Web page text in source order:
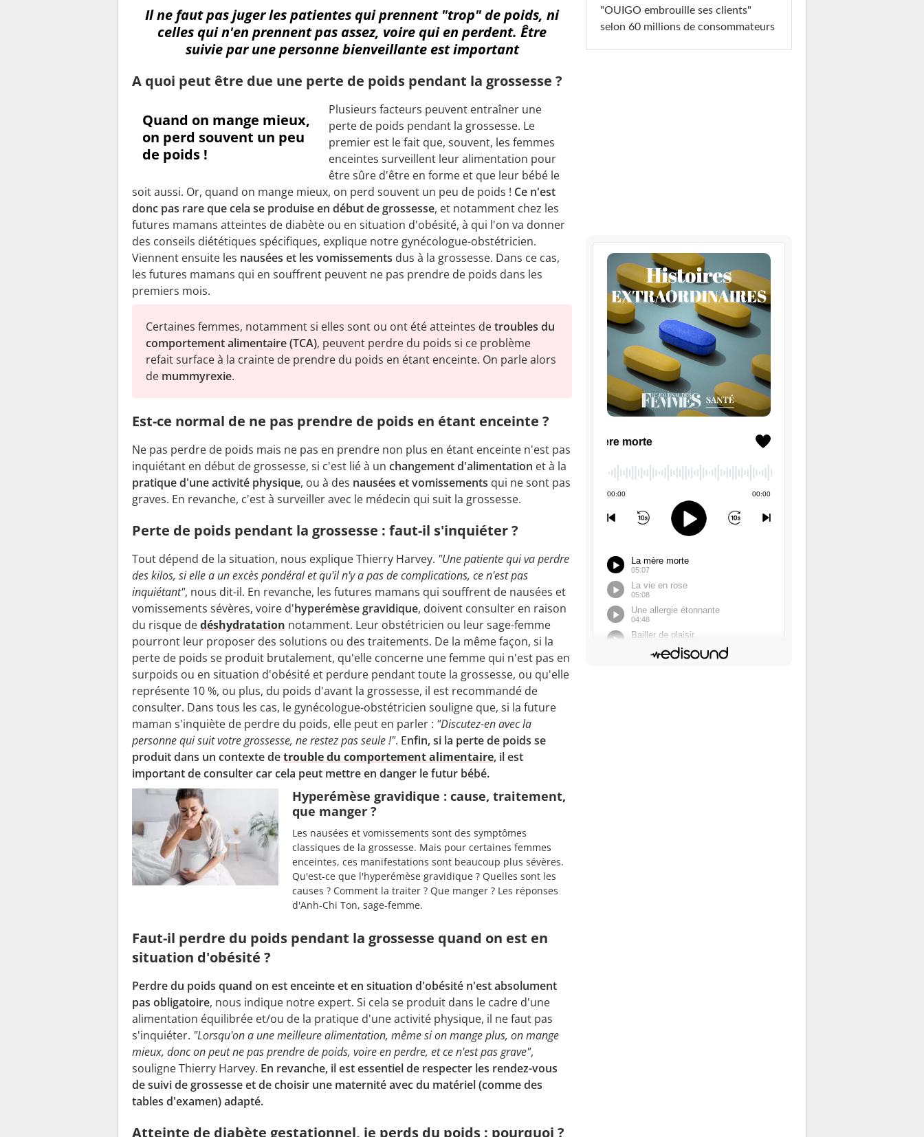
Il ne faut pas juger les patientes qui prennent "trop" de poids, ni
celles qui n'en prennent pas assez, voire qui en perdent. Être
suivie par une personne bienveillante est important
A quoi peut être due une perte de poids pendant la grossesse ?
Quand on mange mieux,
on perd souvent un peu
de poids !
Plusieurs facteurs peuvent entraîner une
perte de poids pendant la grossesse. Le
premier est le fait que, souvent, les femmes
enceintes surveillent leur alimentation pour
être sûre d'être en forme et que leur bébé le
soit aussi. Or, quand on mange mieux, on perd souvent un peu de poids ! Ce n'est
donc pas rare que cela se produise en début de grossesse, et notamment chez les
futures mamans atteintes de diabète ou en situation d'obésité, à qui l'on va donner
des conseils diététiques spécifiques, explique notre gynécologue-obstétricien.
Viennent ensuite les nausées et les vomissements dus à la grossesse. Dans ce cas,
les futures mamans qui en souffrent peuvent ne pas prendre de poids dans les
premiers mois.
Certaines femmes, notamment si elles sont ou ont été atteintes detroubles du
comportement alimentaire (TCA), peuvent perdre du poids si ce problème
refait surface à la crainte de prendre du poids en étant enceinte. On parle alors
de mummyrexie.
Est-ce normal de ne pas prendre de poids en étant enceinte ?
Ne pas perdre de poids mais ne pas en prendre non plus en étant enceinte n'est pas
inquiétant en début de grossesse, si c'est lié à un changement d'alimentation et à la
pratique d'une activité physique, ou à des nausées et vomissements qui ne sont pas
graves. En revanche, c'est à surveiller avec le médecin qui suit la grossesse.
Perte de poids pendant la grossesse : faut-il s'inquiéter ?
Tout dépend de la situation, nous explique Thierry Harvey. "Une patiente qui va perdre
des kilos, si elle a un excès pondéral et qu'il n'y a pas de complications, ce n'est pas
inquiétant", nous dit-il. En revanche, les futures mamans qui souffrent de nausées et
vomissements sévères, voire d'hyperémèse gravidique, doivent consulter en raison
du risque dedéshydratation notamment. Leur obstétricien ou leur sage-femme
pourront leur proposer des solutions ou des traitements. De la même façon, si la
perte de poids se produit brutalement, qu'elle concerne une femme qui n'est pas en
surpoids ou en situation d'obésité et perdure pendant toute la grossesse, ou qu'elle
représente 10 %, ou plus, du poids d'avant la grossesse, il est recommandé de
consulter. Dans tous les cas, le gynécologue-obstétricien souligne que, si la future
maman s'inquiète de perdre du poids, elle peut en parler : "Discutez-en avec la
personne qui suit votre grossesse, ne restez pas seule !". Enfin, si la perte de poids se
produit dans un contexte detrouble du comportement alimentaire, il est
important de consulter car cela peut mettre en danger le futur bébé.
Hyperémèse gravidique : cause, traitement,
que manger ?
Les nausées et vomissements sont des symptômes
classiques de la grossesse. Mais pour certaines femmes
enceintes, ces manifestations sont beaucoup plus sévères.
Qu'est-ce que l'hyperémèse gravidique ? Quelles sont les
causes ? Comment la traiter ? Que manger ? Les réponses
d'Anh-Chi Ton, sage-femme.
Faut-il perdre du poids pendant la grossesse quand on est en
situation d'obésité ?
Perdre du poids quand on est enceinte et en situation d'obésité n'est absolument
pas obligatoire, nous indique notre expert. Si cela se produit dans le cadre d'une
alimentation équilibrée et/ou de la pratique d'une activité physique, il ne faut pas
s'inquiéter. "Lorsqu'on a une meilleure alimentation, même si on mange plus, on mange
mieux, donc on peut ne pas prendre de poids, voire en perdre, et ce n'est pas grave",
souligne Thierry Harvey. En revanche, il est essentiel de respecter les rendez-vous
de suivi de grossesse et de choisir une maternité avec du matériel (comme des
tables d'examen) adapté.
Atteinte de diabète gestationnel, je perds du poids : pourquoi ?
"OUIGO embrouille ses clients"
selon 60 millions de consommateurs